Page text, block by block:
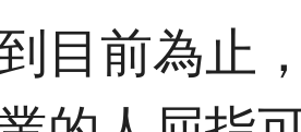
目前為止